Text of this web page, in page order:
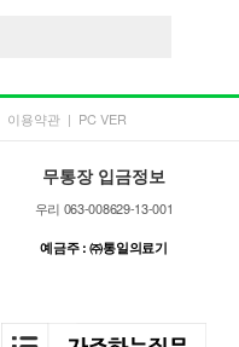
이용약관 | PC VER
무통장 입금정보
우리 063-008629-13-001
예금주 : ㈜통일의료기